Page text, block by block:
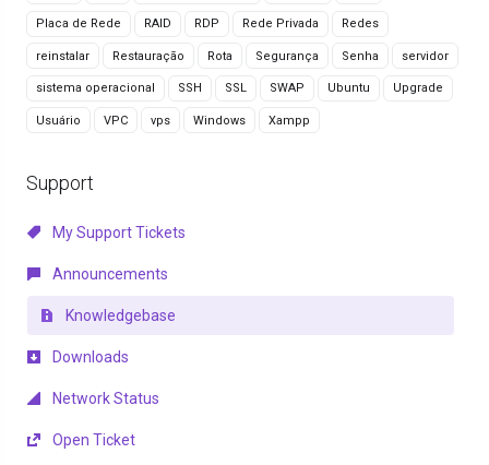
Placa de Rede RAID RDP Rede Privada Redes
reinstalar Restauração Rota Segurança Senha servidor
sistema operacional SSH SSL SWAP Ubuntu Upgrade
Usuário VPC vps Windows Xampp
Support
My Support Tickets
Announcements
Knowledgebase
Downloads
Network Status
Open Ticket